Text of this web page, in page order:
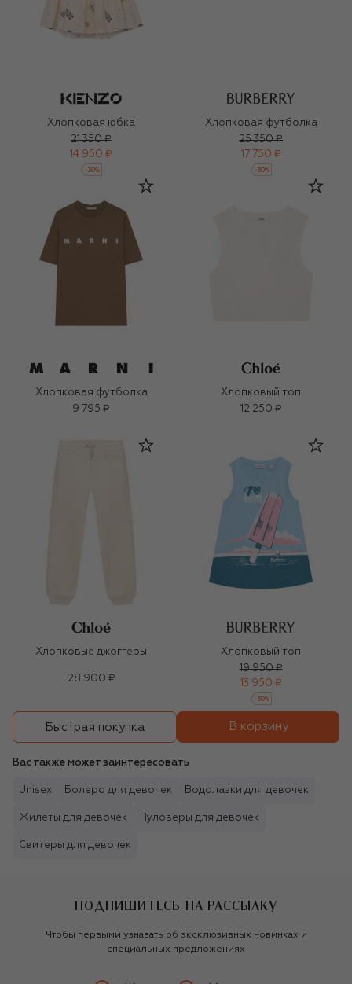
Хлопковая юбка
21 350 ₽
14 950 ₽
-30%
Хлопковая футболка
25 350 ₽
17 750 ₽
-30%
Хлопковая футболка
9 795 ₽
Хлопковый топ
12 250 ₽
Хлопковые джоггеры
28 900 ₽
Хлопковый топ
19 950 ₽
13 950 ₽
-30%
Быстрая покупка В корзину
Вас также может заинтересовать
Unisex Болеро для девочек Водолазки для девочек
Жилеты для девочек Пуловеры для девочек
Свитеры для девочек
ПОДПИШИТЕСЬ НА РАССЫЛКУ
Чтобы первыми узнавать об эксклюзивных новинках и
специальных предложениях